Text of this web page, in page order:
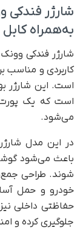
به‌همراه کابل USB-C برای استفاده سریع
کاربردی و مناسب
است. این شارژر
می‌شود.
باعث می‌شود
شوند. طراحی
خودرو و حمل
حفاظتی داخلی
جلوگیری کرده و